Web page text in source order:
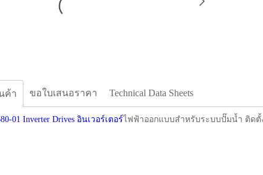
ค้า ขอใบเสนอราคา Technical Data Sheets
01 Inverter Drives อินเวอร์เตอร์ไฟฟ้าออกแบบสำหรับระบบปั๊มน้ำ ติดตั้